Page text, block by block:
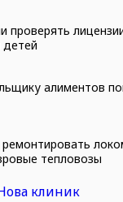
проверять
детей
алиментов
ремонтировать
тепловозы